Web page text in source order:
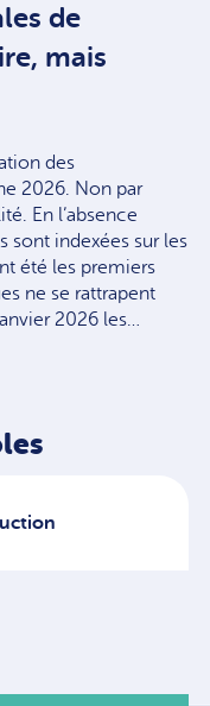
de
mais
des
2026. Non par
En l’absence
sont indexées sur les
été les premiers
ne se rattrapent
2026 les…